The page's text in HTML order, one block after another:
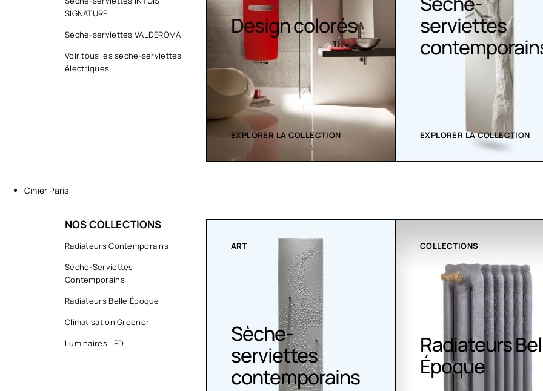
SIGNATURE
Sèche-serviettes VALDEROMA
Voir tous les sèche-serviettes
électriques
Sèche serviette Design colorés
EXPLORER LA COLLECTION
serviettes
EXPLORER LA COLLECTION
Cinier Paris
NOS COLLECTIONS
Radiateurs Contemporains
Sèche-Serviettes
Contemporains
Radiateurs Belle Époque
Climatisation Greenor
Luminaires LED
ART
Sèche-
serviettes
contemporains
Radiateurs Belle
Époque